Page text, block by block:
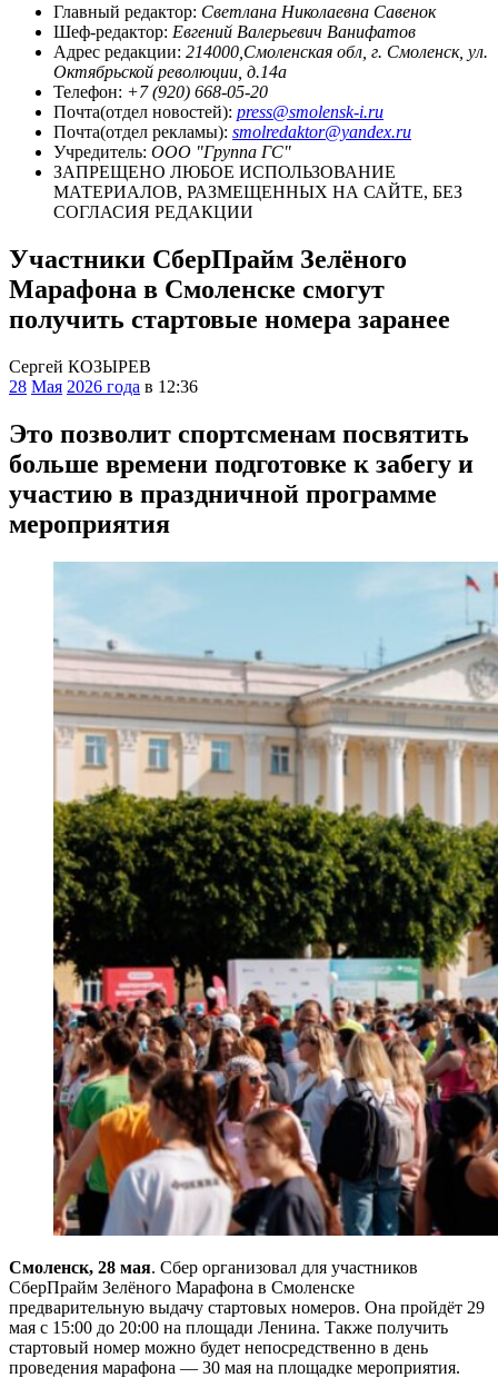
Главный редактор: Светлана Николаевна Савенок
Шеф-редактор: Евгений Валерьевич Ванифатов
Адрес редакции: 214000,Смоленская обл, г. Смоленск, ул.
Октябрьской революции, д.14а
Телефон: +7 (920) 668-05-20
Почта(отдел новостей): press@smolensk-i.ru
Почта(отдел рекламы): smolredaktor@yandex.ru
Учредитель: ООО "Группа ГС"
ЗАПРЕЩЕНО ЛЮБОЕ ИСПОЛЬЗОВАНИЕ
МАТЕРИАЛОВ, РАЗМЕЩЕННЫХ НА САЙТЕ, БЕЗ
СОГЛАСИЯ РЕДАКЦИИ
Участники СберПрайм Зелёного
Марафона в Смоленске смогут
получить стартовые номера заранее
Сергей КОЗЫРЕВ
28 Мая 2026 года в 12:36
Это позволит спортсменам посвятить
больше времени подготовке к забегу и
участию в праздничной программе
мероприятия
Смоленск, 28 мая. Сбер организовал для участников
СберПрайм Зелёного Марафона в Смоленске
предварительную выдачу стартовых номеров. Она пройдёт 29
мая с 15:00 до 20:00 на площади Ленина. Также получить
стартовый номер можно будет непосредственно в день
проведения марафона — 30 мая на площадке мероприятия.